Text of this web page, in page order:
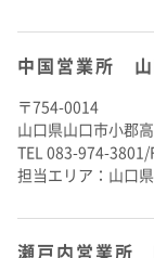
中国営業所 山
〒754-0014
山口県山口市小郡
TEL 083-974-
担当エリア：山口県
瀬戸内営業所